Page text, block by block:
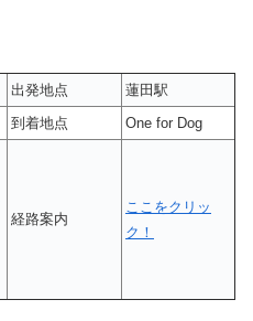
出発地点
蓮田駅
到着地点 One for Dog
経路案内
ここをクリッ
ク！